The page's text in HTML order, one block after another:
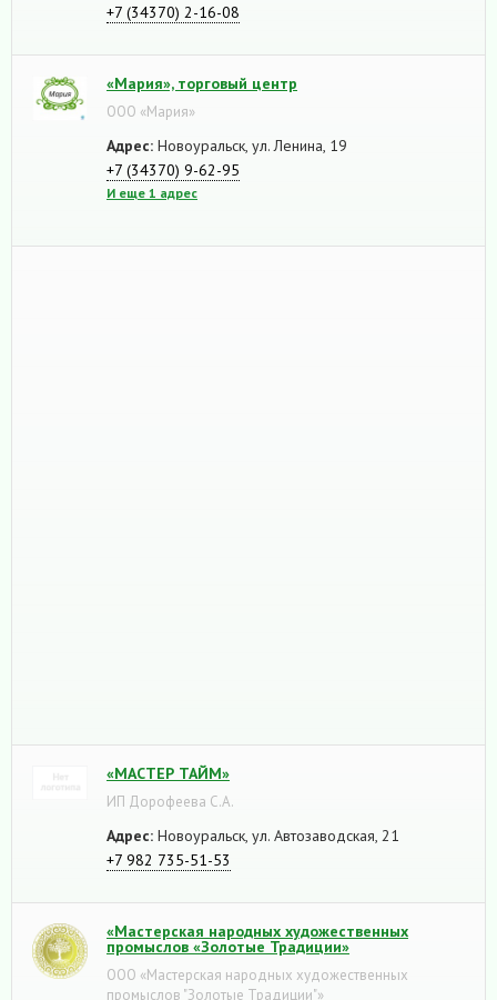
+7 (34370) 2-16-08
«Мария», торговый центр
ООО «Мария»
Адрес: Новоуральск, ул. Ленина, 19
+7 (34370) 9-62-95
И еще 1 адрес
«МАСТЕР ТАЙМ»
ИП Дорофеева С.А.
Адрес: Новоуральск, ул. Автозаводская, 21
+7 982 735-51-53
«Мастерская народных художественных
промыслов «Золотые Традиции»
ООО «Мастерская народных художественных
промыслов "Золотые Традиции"»